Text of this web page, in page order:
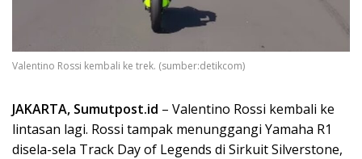
Valentino Rossi kembali ke trek. (sumber:detikcom)
JAKARTA, Sumutpost.id – Valentino Rossi kembali ke
lintasan lagi. Rossi tampak menunggangi Yamaha R1
disela-sela Track Day of Legends di Sirkuit Silverstone,